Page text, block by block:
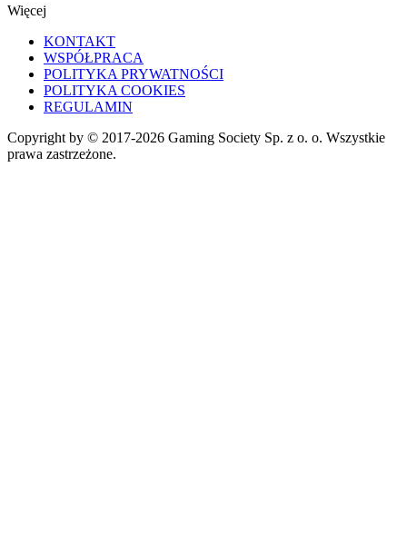
Więcej
KONTAKT
WSPÓŁPRACA
POLITYKA PRYWATNOŚCI
POLITYKA COOKIES
REGULAMIN
Copyright by © 2017-2026 Gaming Society Sp. z o. o. Wszystkie
prawa zastrzeżone.